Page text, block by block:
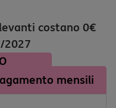
costano 0€
2027
mensili